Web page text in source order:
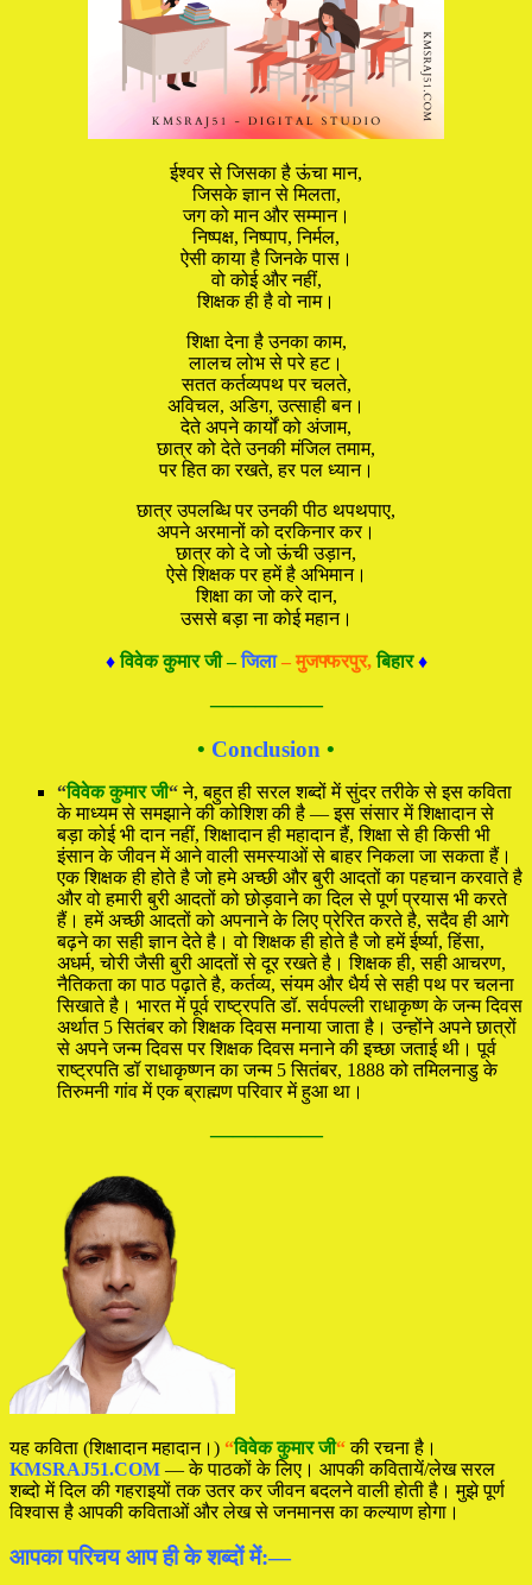
ईश्वर से जिसका है ऊंचा मान,
जिसके ज्ञान से मिलता,
जग को मान और सम्मान।
निष्पक्ष, निष्पाप, निर्मल,
ऐसी काया है जिनके पास।
वो कोई और नहीं,
शिक्षक ही है वो नाम।
शिक्षा देना है उनका काम,
लालच लोभ से परे हट।
सतत कर्तव्यपथ पर चलते,
अविचल, अडिग, उत्साही बन।
देते अपने कार्यों को अंजाम,
छात्र को देते उनकी मंजिल तमाम,
पर हित का रखते, हर पल ध्यान।
छात्र उपलब्धि पर उनकी पीठ थपथपाए,
अपने अरमानों को दरकिनार कर।
छात्र को दे जो ऊंची उड़ान,
ऐसे शिक्षक पर हमें है अभिमान।
शिक्षा का जो करे दान,
उससे बड़ा ना कोई महान।
♦विवेक कुमार जी –जिला– मुजफ्फरपुर,बिहार ♦
—————
• Conclusion •
“विवेक कुमार जी“ने, बहुत ही सरल शब्दों में सुंदर तरीके से इस कविता
के माध्यम से समझाने की कोशिश की है — इस संसार में शिक्षादान से
बड़ा कोई भी दान नहीं, शिक्षादान ही महादान हैं, शिक्षा से ही किसी भी
इंसान के जीवन में आने वाली समस्याओं से बाहर निकला जा सकता हैं।
एक शिक्षक ही होते है जो हमे अच्छी और बुरी आदतों का पहचान करवाते है
और वो हमारी बुरी आदतों को छोड़वाने का दिल से पूर्ण प्रयास भी करते
हैं। हमें अच्छी आदतों को अपनाने के लिए प्रेरित करते है, सदैव ही आगे
बढ़ने का सही ज्ञान देते है। वो शिक्षक ही होते है जो हमें ईर्ष्या, हिंसा,
अधर्म, चोरी जैसी बुरी आदतों से दूर रखते है। शिक्षक ही, सही आचरण,
नैतिकता का पाठ पढ़ाते है, कर्तव्य, संयम और धैर्य से सही पथ पर चलना
सिखाते है। भारत में पूर्व राष्ट्रपति डॉ. सर्वपल्ली राधाकृष्ण के जन्म दिवस
अर्थात 5 सितंबर को शिक्षक दिवस मनाया जाता है। उन्होंने अपने छात्रों
से अपने जन्म दिवस पर शिक्षक दिवस मनाने की इच्छा जताई थी। पूर्व
राष्‍ट्रपति डॉ राधाकृष्‍णन का जन्म 5 सितंबर, 1888 को तमिलनाडु के
तिरुमनी गांव में एक ब्राह्मण परिवार में हुआ था।
—————
यह कविता (शिक्षादान महादान।) “विवेक कुमार जी“की रचना है।
KMSRAJ51.COM — के पाठकों के लिए। आपकी कवितायें/लेख सरल
शब्दो में दिल की गहराइयों तक उतर कर जीवन बदलने वाली होती है। मुझे पूर्ण
विश्वास है आपकी कविताओं और लेख से जनमानस का कल्याण होगा।
आपका परिचय आप ही के शब्दों में:—